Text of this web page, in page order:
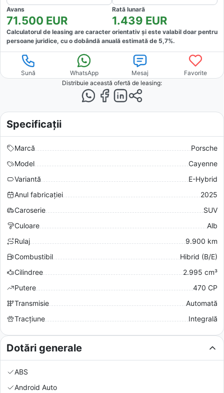
Avans
71.500 EUR
Rată lunară
1.439 EUR
Calculatorul de leasing are caracter orientativ și este valabil doar pentru
persoane juridice, cu o dobândă anuală estimată de 5,7%.
Sună WhatsApp Mesaj
Favorite
Distribuie această ofertă de leasing:
Specificații
Marcă
Porsche
Model
Cayenne
Variantă
E-Hybrid
Anul fabricației
2025
Caroserie
SUV
Culoare
Alb
Rulaj
9.900 km
Combustibil
Hibrid (B/E)
Cilindree
2.995 cm³
Putere
470 CP
Transmisie
Automată
Tracțiune
Integrală
Dotări generale
ABS
Android Auto